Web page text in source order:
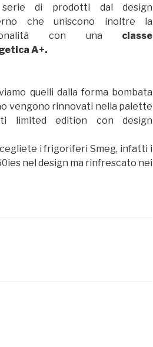
di prodotti dal design
che uniscono inoltre la
con una classe
A+.
quelli dalla forma bombata
vengono rinnovati nella palette
limited edition con design
i frigoriferi Smeg, infatti i
nel design ma rinfrescato nei